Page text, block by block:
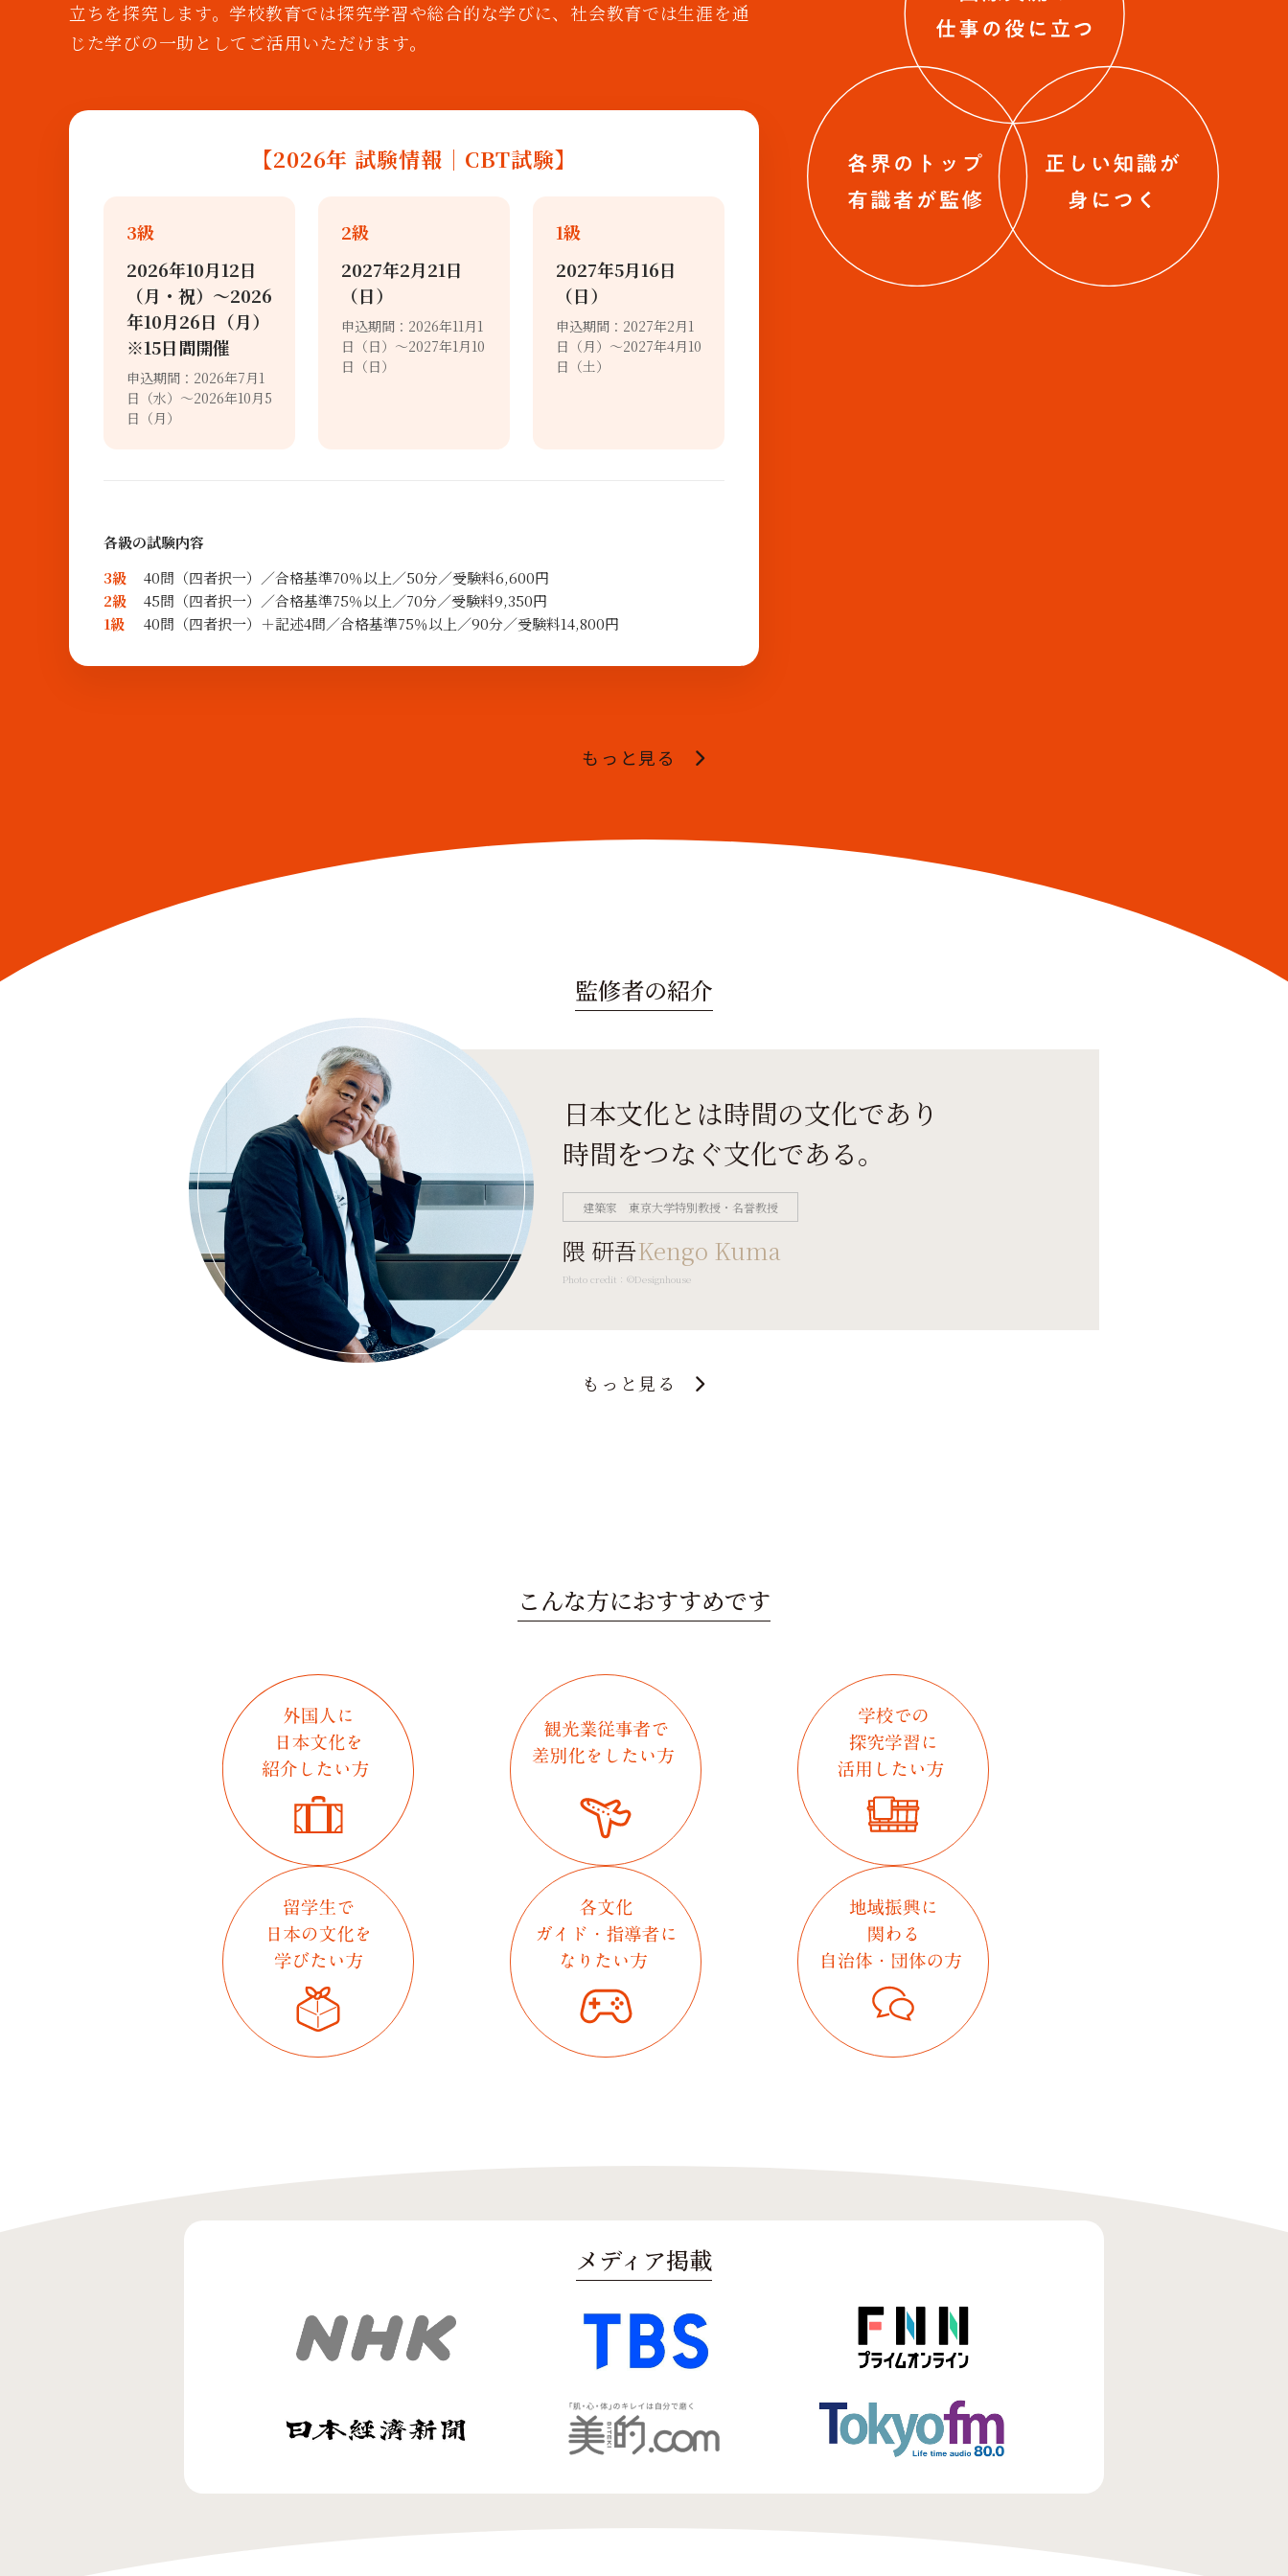
立ちを探究します。学校教育では探究学習や総合的な学びに、社会教育では生涯を通
じた学びの一助としてご活用いただけます。
【2026年 試験情報｜CBT試験】
3級
2026年10月12日
（月・祝）〜2026
年10月26日（月）
※15日間開催
申込期間：2026年7月1
日（水）～2026年10月5
日（月）
2級
2027年2月21日
（日）
申込期間：2026年11月1
日（日）～2027年1月10
日（日）
1級
2027年5月16日
（日）
申込期間：2027年2月1
日（月）～2027年4月10
日（土）
各級の試験内容
3級
40問（四者択一）／合格基準70％以上／50分／受験料6,600円
2級
45問（四者択一）／合格基準75％以上／70分／受験料9,350円
1級
40問（四者択一）＋記述4問／合格基準75％以上／90分／受験料14,800円
もっと見る
監修者の紹介
日本文化とは時間の文化であり
時間をつなぐ文化である。
建築家 東京大学特別教授・名誉教授
隈 研吾Kengo Kuma
Photo credit：©Designhouse
もっと見る
こんな方におすすめです
メディア掲載